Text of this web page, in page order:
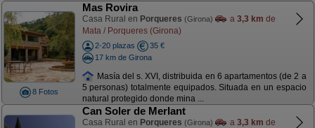
8 Fotos
Mas Rovira
Casa Rural en Porqueres (Girona) a 3,3 km de
Mata / Porqueres (Girona)
2-20 plazas
35 €
17 km de Girona
Masía del s. XVI, distribuida en 6 apartamentos (de 2 a
5 personas) totalmente equipados. Situada en un espacio
natural protegido donde mina ...
Can Soler de Merlant
Casa Rural en Porqueres (Girona) a 3,3 km de